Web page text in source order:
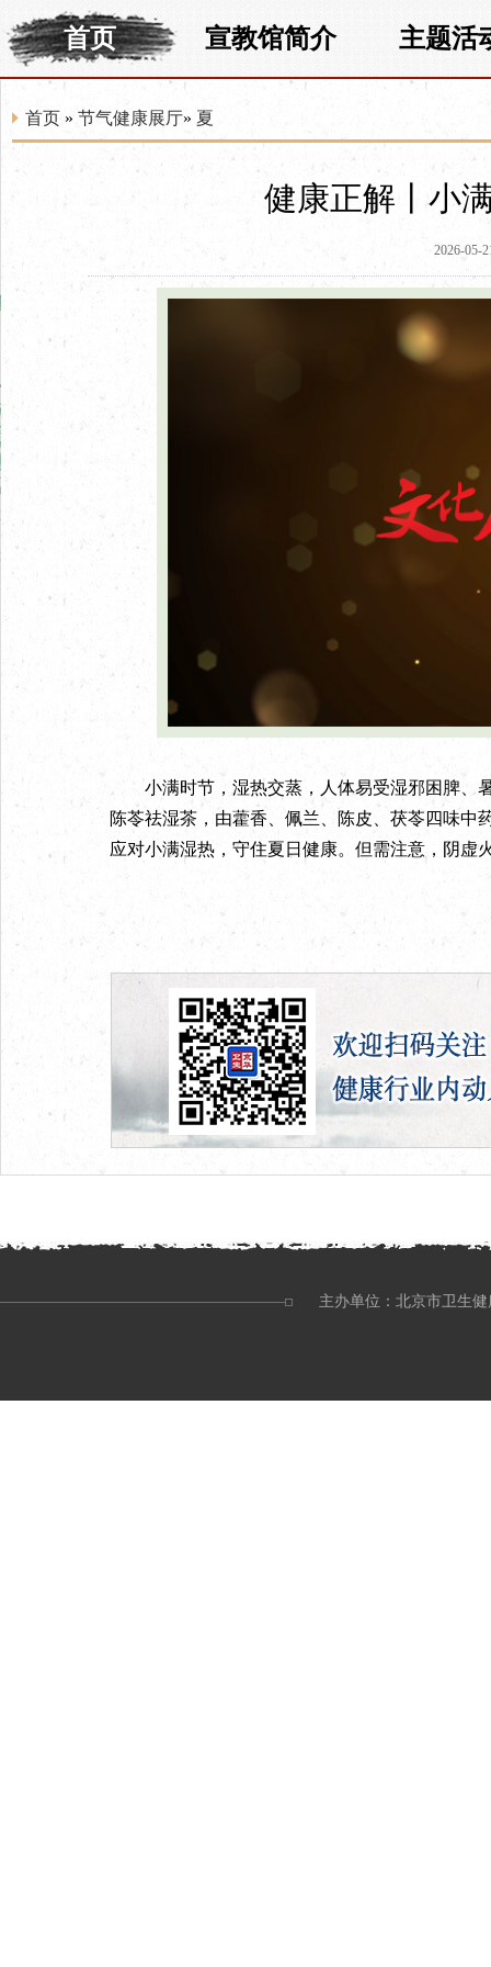
首页 宣教馆简介 主题活
首页 » 节气健康展厅» 夏
健康正解丨小
2026-05-
小满时节，湿热交蒸，人体易受湿邪困脾、
陈苓祛湿茶，由藿香、佩兰、陈皮、茯苓四味中
应对小满湿热，守住夏日健康。但需注意，阴虚
主办单位：北京市卫生